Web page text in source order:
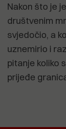
Nakon što je
društvenim
svjedočio, a
uznemirio i
pitanje koliko
prijeđe